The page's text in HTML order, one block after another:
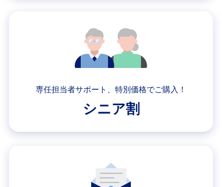
専任担当者サポート、特別価格でご購入！
シニア割